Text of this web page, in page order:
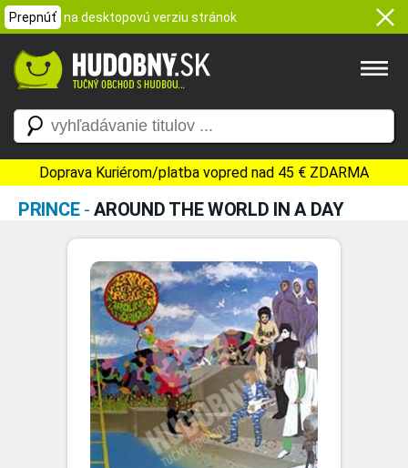
Prepnúť na desktopovú verziu stránok
Doprava Kuriérom/platba vopred nad 45 € ZDARMA
PRINCE-AROUND THE WORLD IN A DAY